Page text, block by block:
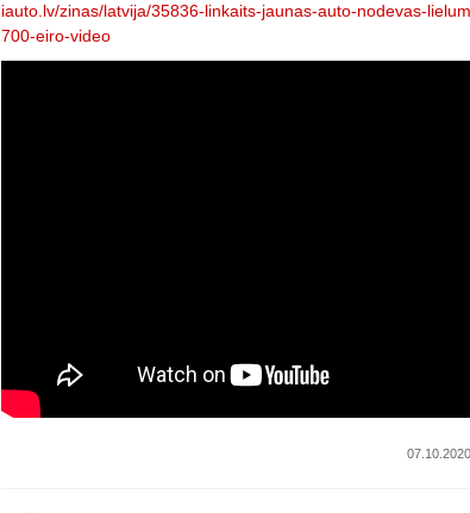
iauto.lv/zinas/latvija/35836-linkaits-jaunas-auto-nodevas-
700-eiro-video